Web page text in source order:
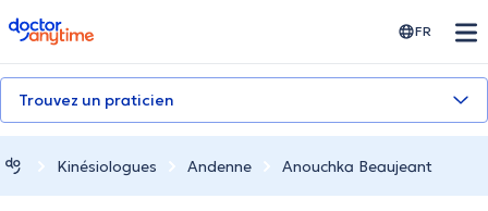
doctoranytime FR
Trouvez un praticien
Κinésiologues Andenne Anouchka Beaujeant